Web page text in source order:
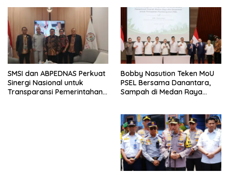
SMSI dan ABPEDNAS Perkuat
Sinergi Nasional untuk
Transparansi Pemerintahan
Bobby Nasution Teken MoU
PSEL Bersama Danantara,
Sampah di Medan Raya